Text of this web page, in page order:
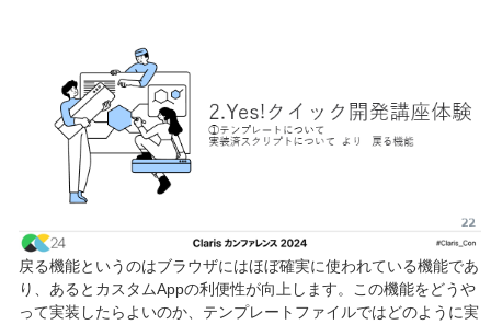
戻る機能というのはブラウザにはほぼ確実に使われている機能であ
り、あるとカスタムAppの利便性が向上します。この機能をどうや
って実装したらよいのか、テンプレートファイルではどのように実